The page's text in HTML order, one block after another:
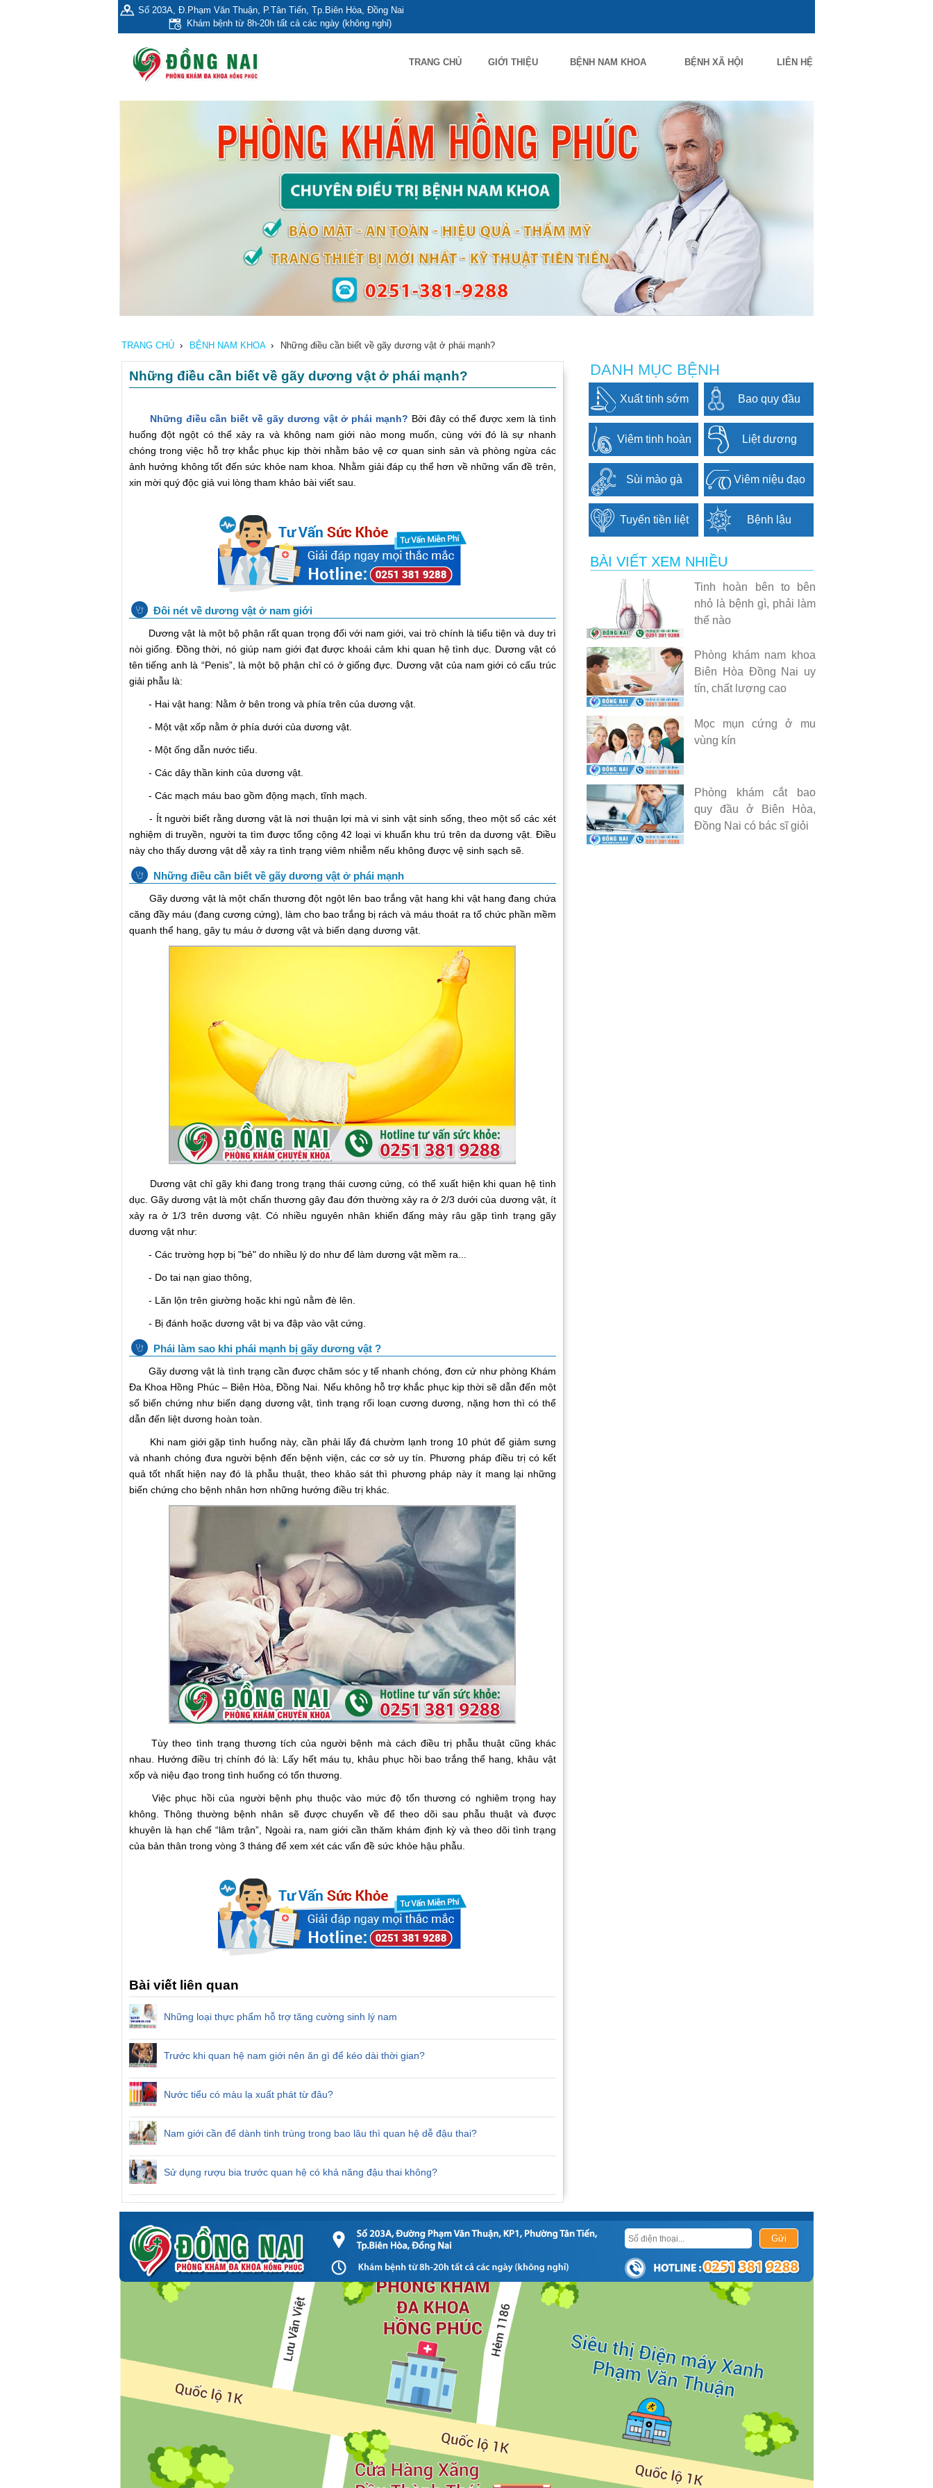
Số 203A, Đ.Phạm Văn Thuận, P.Tân Tiến, Tp.Biên Hòa, Đồng Nai
Khám bệnh từ 8h-20h tất cả các ngày (không nghỉ)
TRANG CHỦ GIỚI THIỆU BỆNH NAM KHOA BỆNH XÃ HỘI LIÊN HỆ
TRANG CHỦ › BỆNH NAM KHOA › Những điều cần biết về gãy dương vật ở phái mạnh?
Những điều cần biết về gãy dương vật ở phái mạnh?
Những điều cần biết về gãy dương vật ở phái mạnh? Bởi đây có thể được xem là tình
huống đột ngột có thể xảy ra và không nam giới nào mong muốn, cùng với đó là sự nhanh
chóng trong việc hỗ trợ khắc phục kịp thời nhằm bảo vệ cơ quan sinh sản và phòng ngừa các
ảnh hưởng không tốt đến sức khỏe nam khoa. Nhằm giải đáp cụ thể hơn về những vấn đề trên,
xin mời quý độc giả vui lòng tham khảo bài viết sau.
Đôi nét về dương vật ở nam giới
Dương vật là một bộ phận rất quan trọng đối với nam giới, vai trò chính là tiểu tiện và duy trì
nòi giống. Đồng thời, nó giúp nam giới đạt được khoái cảm khi quan hệ tình dục. Dương vật có
tên tiếng anh là “Penis”, là một bộ phận chỉ có ở giống đực. Dương vật của nam giới có cấu trúc
giải phẫu là:
- Hai vật hang: Nằm ở bên trong và phía trên của dương vật.
- Một vật xốp nằm ở phía dưới của dương vật.
- Một ống dẫn nước tiểu.
- Các dây thần kinh của dương vật.
- Các mạch máu bao gồm động mạch, tĩnh mạch.
- Ít người biết rằng dương vật là nơi thuận lợi mà vi sinh vật sinh sống, theo một số các xét
nghiệm di truyền, người ta tìm được tổng cộng 42 loại vi khuẩn khu trú trên da dương vật. Điều
này cho thấy dương vật dễ xảy ra tình trạng viêm nhiễm nếu không được vệ sinh sạch sẽ.
Những điều cần biết về gãy dương vật ở phái mạnh
Gãy dương vật là một chấn thương đột ngột lên bao trắng vật hang khi vật hang đang chứa
căng đầy máu (đang cương cứng), làm cho bao trắng bị rách và máu thoát ra tổ chức phần mềm
quanh thể hang, gây tụ máu ở dương vật và biến dạng dương vật.
Dương vật chỉ gãy khi đang trong trạng thái cương cứng, có thể xuất hiện khi quan hệ tình
dục. Gãy dương vật là một chấn thương gây đau đớn thường xảy ra ở 2/3 dưới của dương vật, ít
xảy ra ở 1/3 trên dương vật. Có nhiều nguyên nhân khiến đấng mày râu gặp tình trạng gãy
dương vật như:
- Các trường hợp bị "bẻ" do nhiều lý do như để làm dương vật mềm ra...
- Do tai nạn giao thông,
- Lăn lộn trên giường hoặc khi ngủ nằm đè lên.
- Bị đánh hoặc dương vật bị va đập vào vật cứng.
Phái làm sao khi phái mạnh bị gãy dương vật ?
Gãy dương vật là tình trạng cần được chăm sóc y tế nhanh chóng, đơn cử như phòng Khám
Đa Khoa Hồng Phúc – Biên Hòa, Đồng Nai. Nếu không hỗ trợ khắc phục kịp thời sẽ dẫn đến một
số biến chứng như biến dạng dương vật, tình trạng rối loạn cương dương, nặng hơn thì có thể
dẫn đến liệt dương hoàn toàn.
Khi nam giới gặp tình huống này, cần phải lấy đá chườm lạnh trong 10 phút để giảm sưng
và nhanh chóng đưa người bệnh đến bệnh viện, các cơ sở uy tín. Phương pháp điều trị có kết
quả tốt nhất hiện nay đó là phẫu thuật, theo khảo sát thì phương pháp này ít mang lại những
biến chứng cho bệnh nhân hơn những hướng điều trị khác.
Tùy theo tình trạng thương tích của người bệnh mà cách điều trị phẫu thuật cũng khác
nhau. Hướng điều trị chính đó là: Lấy hết máu tụ, khâu phục hồi bao trắng thể hang, khâu vật
xốp và niệu đạo trong tình huống có tổn thương.
Việc phục hồi của người bệnh phụ thuộc vào mức độ tổn thương có nghiêm trọng hay
không. Thông thường bệnh nhân sẽ được chuyển về để theo dõi sau phẫu thuật và được
khuyên là hạn chế “lâm trận”, Ngoài ra, nam giới cần thăm khám định kỳ và theo dõi tình trạng
của bản thân trong vòng 3 tháng để xem xét các vấn đề sức khỏe hậu phẫu.
Bài viết liên quan
Những loại thực phẩm hỗ trợ tăng cường sinh lý nam
Trước khi quan hệ nam giới nên ăn gì để kéo dài thời gian?
Nước tiểu có màu lạ xuất phát từ đâu?
Nam giới cần để dành tinh trùng trong bao lâu thì quan hệ dễ đậu thai?
Sử dụng rượu bia trước quan hệ có khả năng đậu thai không?
DANH MỤC BỆNH
Xuất tinh sớm Bao quy đầu
Viêm tinh hoàn Liệt dương
Sùi mào gà Viêm niệu đạo
Tuyến tiền liệt Bệnh lậu
BÀI VIẾT XEM NHIỀU
Tinh hoàn bên to bên
nhỏ là bệnh gì, phải làm
thế nào
Phòng khám nam khoa
Biên Hòa Đồng Nai uy
tín, chất lượng cao
Mọc mụn cứng ở mu
vùng kín
Phòng khám cắt bao
quy đầu ở Biên Hòa,
Đồng Nai có bác sĩ giỏi